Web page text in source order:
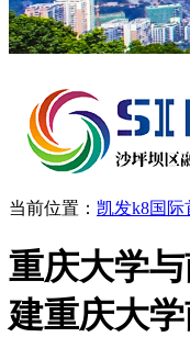
当前位置： 凯发k8国际
重庆大学
建重庆大